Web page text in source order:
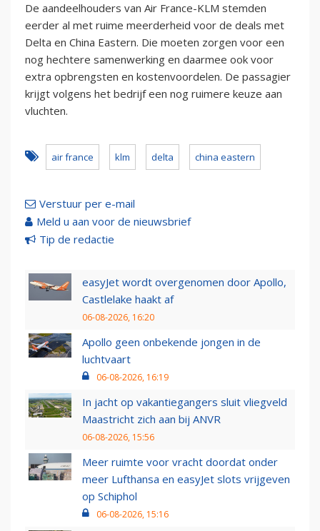
De aandeelhouders van Air France-KLM stemden
eerder al met ruime meerderheid voor de deals met
Delta en China Eastern. Die moeten zorgen voor een
nog hechtere samenwerking en daarmee ook voor
extra opbrengsten en kostenvoordelen. De passagier
krijgt volgens het bedrijf een nog ruimere keuze aan
vluchten.
air france klm delta china eastern
Verstuur per e-mail
Meld u aan voor de nieuwsbrief
Tip de redactie
easyJet wordt overgenomen door Apollo,
Castlelake haakt af
06-08-2026, 16:20
Apollo geen onbekende jongen in de
luchtvaart
06-08-2026, 16:19
In jacht op vakantiegangers sluit vliegveld
Maastricht zich aan bij ANVR
06-08-2026, 15:56
Meer ruimte voor vracht doordat onder
meer Lufthansa en easyJet slots vrijgeven
op Schiphol
06-08-2026, 15:16